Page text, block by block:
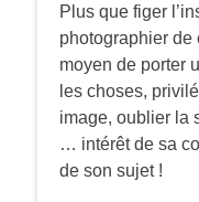
Plus que figer
photographier de
moyen de porter
les choses,
image, oublier la
… intérêt de sa
de son sujet !